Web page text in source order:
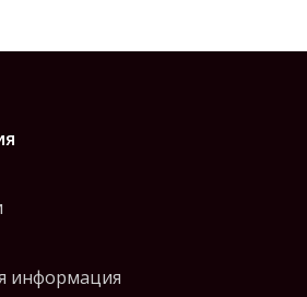
информация